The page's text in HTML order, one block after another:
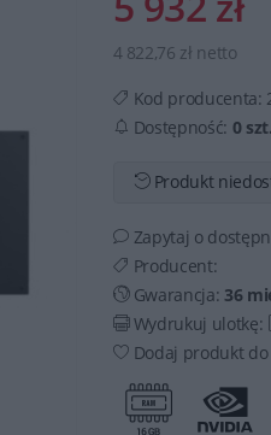
4 822,76 zł netto
Kod producenta:
Dostępność: 0 szt.
Produkt
Zapytaj o
Producent:
Gwarancja: 36
Wydrukuj ulotkę:
Dodaj produkt